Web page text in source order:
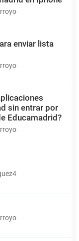
enviar lista
sin entrar por
Educamadrid?